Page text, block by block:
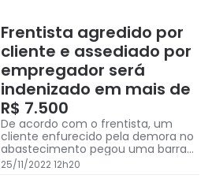
Frentista agredido por
cliente e assediado por
empregador será
indenizado em mais de
R$ 7.500
De acordo com o frentista, um
cliente enfurecido pela demora no
abastecimento pegou uma barra
de ferro e o agrediu quando ele
explicou que estava atendendo por
25/11/2022 12h20